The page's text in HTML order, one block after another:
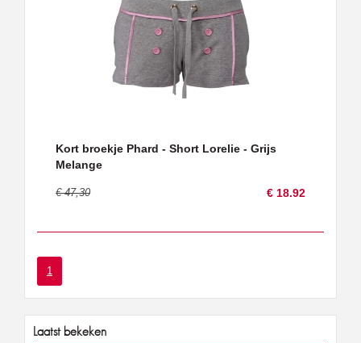
Kort broekje Phard - Short Lorelie - Grijs
Melange
€ 47,30 € 18.92
1
Laatst bekeken